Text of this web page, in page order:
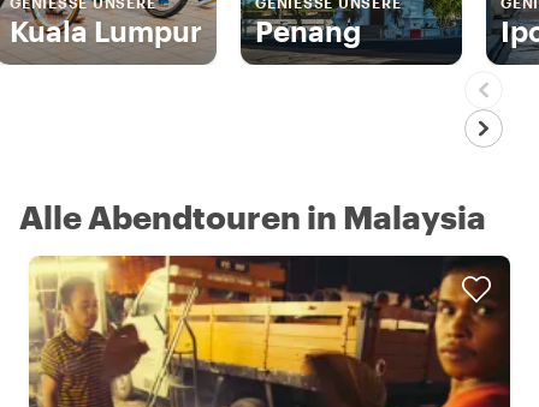
Kuala Lumpur Penang
Alle Abendtouren in Malaysia